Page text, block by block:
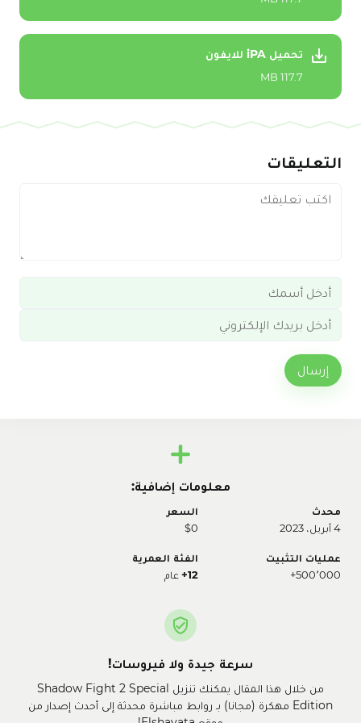
تحميل iPA للايفون
117.7 MB
التعليقات
إرسال
معلومات إضافية:
محدث
4 أبريل، 2023
السعر
$0
عمليات التثبيت
500٬000+
الفئة العمرية
12+
عام
سرعة جيدة ولا فيروسات!
من خلال هذا المقال يمكنك تنزيل Shadow Fight 2 Special
Edition مهكرة (مجانا) بـ روابط مباشرة محدثة إلى أحدث إصدار من